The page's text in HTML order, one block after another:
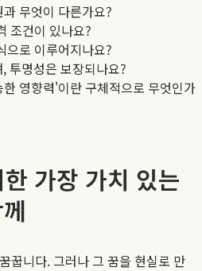
무엇이 다른가요?
조건이 있나요?
으로 이루어지나요?
투명성은 보장되나요?
영향력'이란 구체적으로 무엇인가
가장 가치 있는
꿉니다. 그러나 그 꿈을 현실로 만